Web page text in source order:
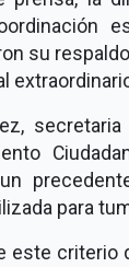
su
para
este criterio